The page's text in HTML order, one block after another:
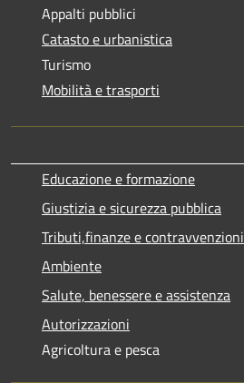
Appalti pubblici
Catasto e urbanistica
Turismo
Mobilità e trasporti
Educazione e formazione
Giustizia e sicurezza pubblica
Tributi,finanze e contravvenzioni
Ambiente
Salute, benessere e assistenza
Autorizzazioni
Agricoltura e pesca